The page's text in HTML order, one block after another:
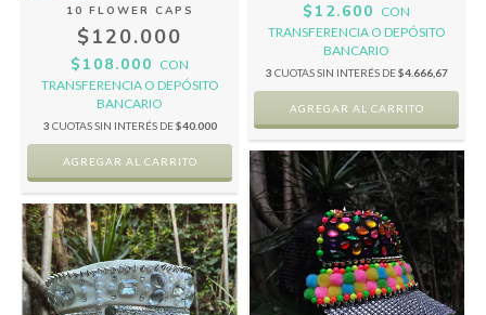
10 FLOWER CAPS
$120.000
$108.000 CON
TRANSFERENCIA O DEPÓSITO
BANCARIO
3 CUOTAS SIN INTERÉS DE$40.000
$12.600 CON
TRANSFERENCIA O DEPÓSITO
BANCARIO
3 CUOTAS SIN INTERÉS DE$4.666,67